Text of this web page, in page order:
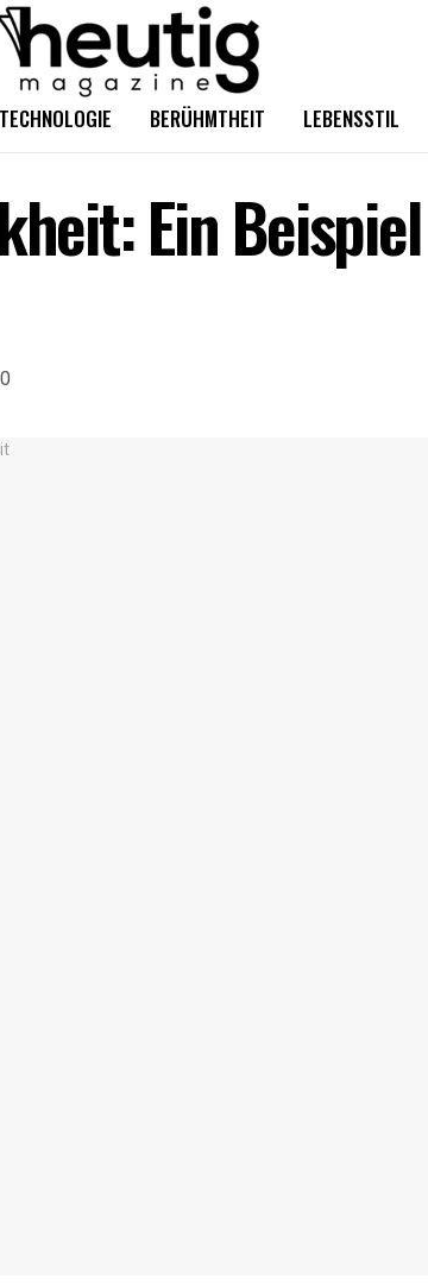
TECHNOLOGIE BERÜHMTHEIT LEBENSSTIL
Ein
0